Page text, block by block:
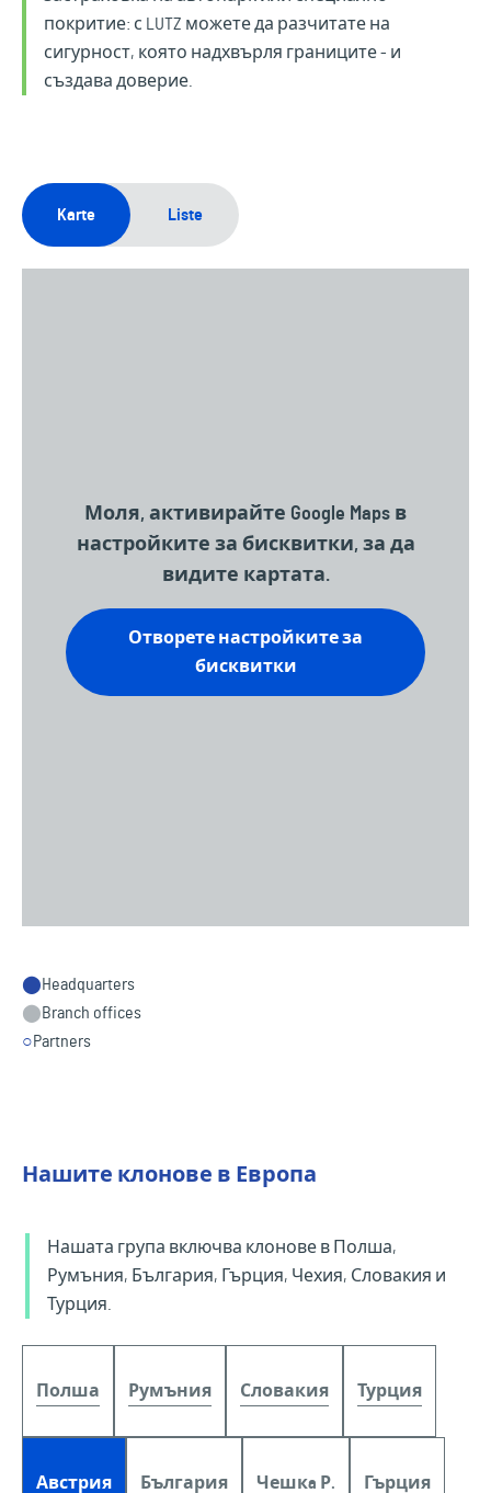
покритие: с LUTZ можете да разчитате на
сигурност, която надхвърля границите - и
създава доверие.
Karte Liste
Моля, активирайте Google Maps в
настройките за бисквитки, за да
видите картата.
Отворете настройките за
бисквитки
⬤Headquarters
⬤Branch offices
○Partners
Нашите клонове в Европа
Нашата група включва клонове в Полша,
Румъния, България, Гърция, Чехия, Словакия и
Турция.
Австрия България Чешкa Р. Гърция
Полша Румъния Словакия Турция